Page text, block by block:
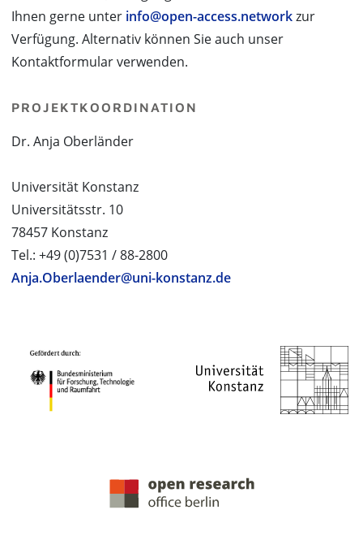
Ihnen gerne unter info@open-access.networkzur
Verfügung. Alternativ können Sie auch unser
Kontaktformular verwenden.
PROJEKTKOORDINATION
Dr. Anja Oberländer
Universität Konstanz
Universitätsstr. 10
78457 Konstanz
Tel.: +49 (0)7531 / 88-2800
Anja.Oberlaender@uni-konstanz.de